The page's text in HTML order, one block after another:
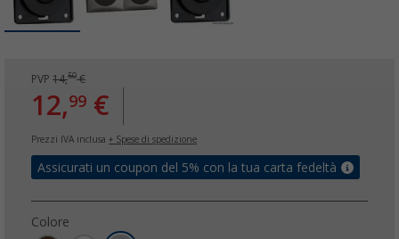
PVP 14,50€
12,99 €
Prezzi IVA inclusa + Spese di spedizione
Assicurati un coupon del 5% con la tua carta fedeltà
Colore